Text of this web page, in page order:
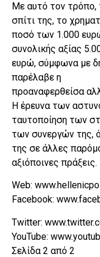
Με αυτό τον τρόπο,
σπίτι της, το
ποσό των 1.000
συνολικής αξίας
ευρώ, σύμφωνα με
παρέλαβε η
προαναφερθείσα
Η έρευνα των
ταυτοποίηση των
των συνεργών της,
της σε άλλες
αξιόποινες πράξεις.
Web:
Facebook:
Twitter:
YouTube:
Σελίδα 2 από 2